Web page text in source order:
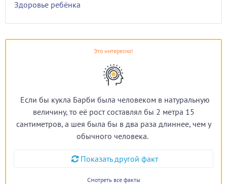
Здоровье ребёнка
Это интересно!
Если бы кукла Барби была человеком в натуральную
величину, то её рост составлял бы 2 метра 15
сантиметров, а шея была бы в два раза длиннее, чем у
обычного человека.
Показать другой факт
Смотреть все факты